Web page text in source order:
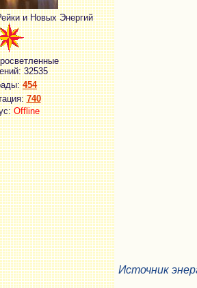
и Новых Энергий
32535
454
740
Offline
Источник